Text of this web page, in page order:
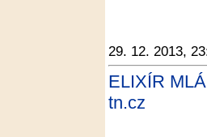
29. 12. 2013,
ELIXÍR
tn.cz